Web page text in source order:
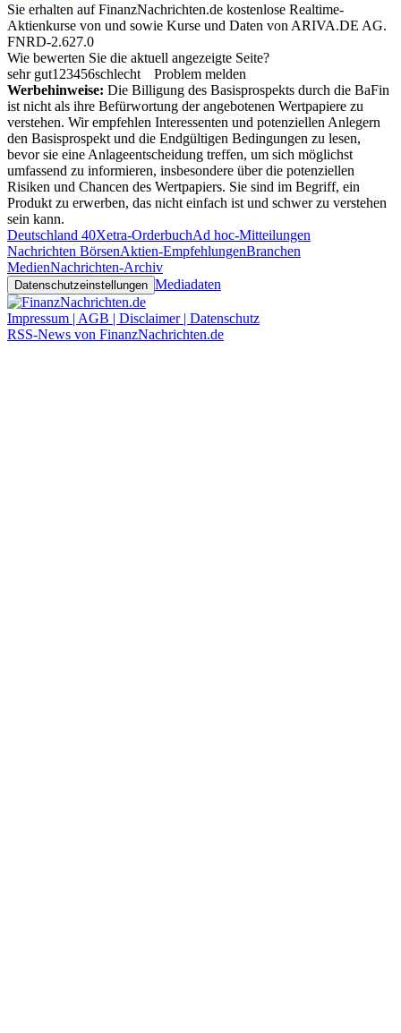
Sie erhalten auf FinanzNachrichten.de kostenlose Realtime-
Aktienkurse von und sowie Kurse und Daten von ARIVA.DE AG.
FNRD-2.627.0
Wie bewerten Sie die aktuell angezeigte Seite?
sehr gut1 23456schlecht
Problem melden
Werbehinweise: Die Billigung des Basisprospekts durch die BaFin
ist nicht als ihre Befürwortung der angebotenen Wertpapiere zu
verstehen. Wir empfehlen Interessenten und potenziellen Anlegern
den Basisprospekt und die Endgültigen Bedingungen zu lesen,
bevor sie eine Anlageentscheidung treffen, um sich möglichst
umfassend zu informieren, insbesondere über die potenziellen
Risiken und Chancen des Wertpapiers. Sie sind im Begriff, ein
Produkt zu erwerben, das nicht einfach ist und schwer zu verstehen
sein kann.
Deutschland 40Xetra-OrderbuchAd hoc-Mitteilungen
Nachrichten BörsenAktien-EmpfehlungenBranchen
MedienNachrichten-Archiv
Datenschutzeinstellungen Mediadaten
Impressum | AGB | Disclaimer | Datenschutz
RSS-News von FinanzNachrichten.de